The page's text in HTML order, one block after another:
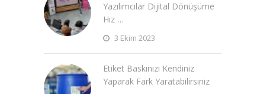
Yazılımcılar Dijital Dönüşüme
Hız …
3 Ekim 2023
Etiket Baskınızı Kendiniz
Yaparak Fark Yaratabilirsiniz